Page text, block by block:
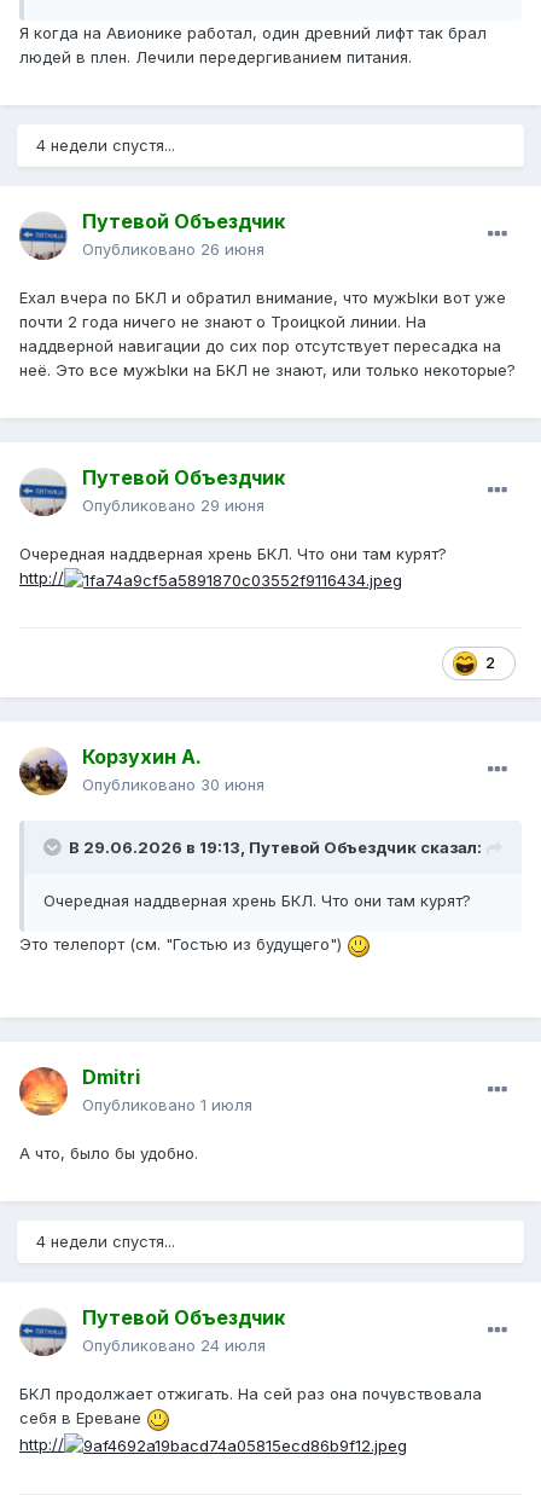
Я когда на Авионике работал, один древний лифт так брал
людей в плен. Лечили передергиванием питания.
4 недели спустя...
Путевой Объездчик
Опубликовано 26 июня
Ехал вчера по БКЛ и обратил внимание, что мужЫки вот уже
почти 2 года ничего не знают о Троицкой линии. На
наддверной навигации до сих пор отсутствует пересадка на
неё. Это все мужЫки на БКЛ не знают, или только некоторые?
Путевой Объездчик
Опубликовано 29 июня
Очередная наддверная хрень БКЛ. Что они там курят?
http://
2
Корзухин А.
Опубликовано 30 июня
В 29.06.2026 в 19:13, Путевой Объездчик сказал:
Очередная наддверная хрень БКЛ. Что они там курят?
Это телепорт (см. "Гостью из будущего")
Dmitri
Опубликовано 1 июля
А что, было бы удобно.
4 недели спустя...
Путевой Объездчик
Опубликовано 24 июля
БКЛ продолжает отжигать. На сей раз она почувствовала
себя в Ереване
http://